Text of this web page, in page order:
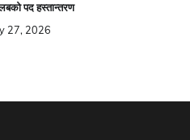
पद हस्तान्तरण
27, 2026